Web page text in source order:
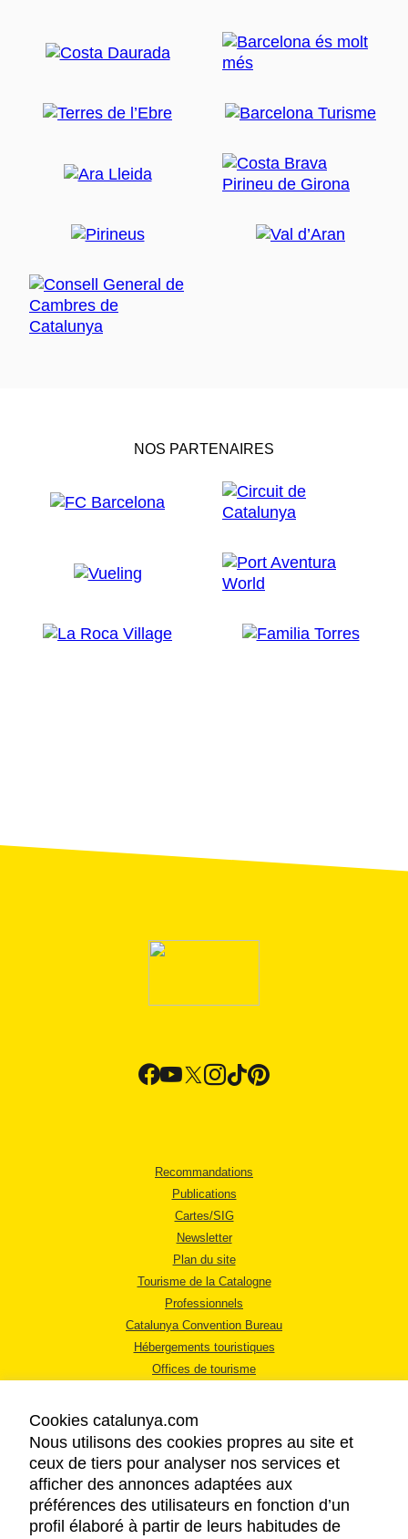
NOS PARTENAIRES
Recommandations
Publications
Cartes/SIG
Newsletter
Plan du site
Tourisme de la Catalogne
Professionnels
Catalunya Convention Bureau
Hébergements touristiques
Offices de tourisme
MENTIONS LÉGALES
RÈGLES DE CONFIDENTIALITÉ
Cookies catalunya.com
Nous utilisons des cookies propres au site et
ceux de tiers pour analyser nos services et
afficher des annonces adaptées aux
préférences des utilisateurs en fonction d’un
profil élaboré à partir de leurs habitudes de